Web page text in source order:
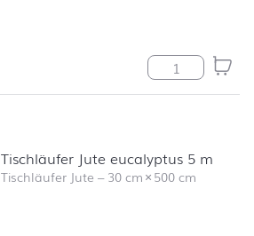
Tischläufer
Tischläufer Jute eucalyptus 5 m
Tischläufer Jute –30 cm×500 cm